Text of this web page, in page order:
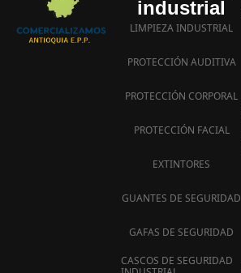
industrial
LIMPIEZA INDUSTRIAL
PROTECCIÓN AUDITIVA
PROTECCIÓN CORPORAL
PROTECCIÓN FACIAL
EXTINTORES
GUANTES DE SEGURIDAD
GAFAS DE SEGURIDAD
CASCOS DE SEGURIDAD